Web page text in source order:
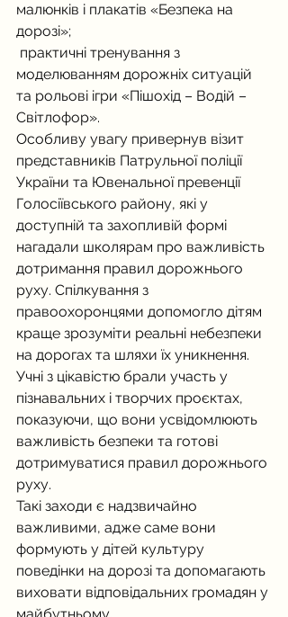
малюнків і плакатів «Безпека на
дорозі»;
практичні тренування з
моделюванням дорожніх ситуацій
та рольові ігри «Пішохід – Водій –
Світлофор».
Особливу увагу привернув візит
представників Патрульної поліції
України та Ювенальної превенції
Голосіївського району, які у
доступній та захопливій формі
нагадали школярам про важливість
дотримання правил дорожнього
руху. Спілкування з
правоохоронцями допомогло дітям
краще зрозуміти реальні небезпеки
на дорогах та шляхи їх уникнення.
Учні з цікавістю брали участь у
пізнавальних і творчих проєктах,
показуючи, що вони усвідомлюють
важливість безпеки та готові
дотримуватися правил дорожнього
руху.
Такі заходи є надзвичайно
важливими, адже саме вони
формують у дітей культуру
поведінки на дорозі та допомагають
виховати відповідальних громадян у